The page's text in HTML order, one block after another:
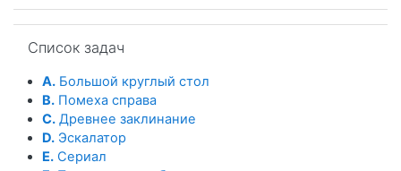
Список задач
A. Большой круглый стол
B. Помеха справа
C. Древнее заклинание
D. Эскалатор
E. Сериал